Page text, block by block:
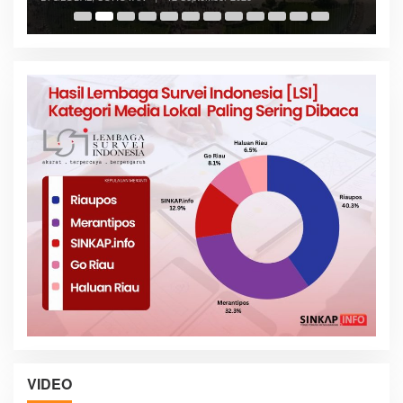
VIDEO